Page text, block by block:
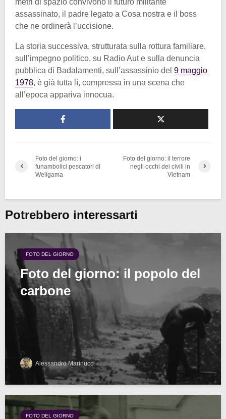
metri di spazio convivono il futuro militante
assassinato, il padre legato a Cosa nostra e il boss
che ne ordinerà l’uccisione.
La storia successiva, strutturata sulla rottura familiare,
sull’impegno politico, su Radio Aut e sulla denuncia
pubblica di Badalamenti, sull’assassinio del 9 maggio
1978, è già tutta lì, compressa in una scena che
all’epoca appariva innocua.
Foto del giorno: i
funambolici pescatori di
Weligama
Foto del giorno: il terrore
negli occhi dei civili in
Vietnam
Potrebbero interessarti
FOTO DEL GIORNO
Foto del giorno: il popolo del
carbone
Alessandro Marinucci
FOTO DEL GIORNO